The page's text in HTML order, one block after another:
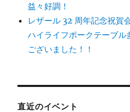
益々好調！
レザール 32 周年記念祝賀
ハイライフポークテーブル
ございました！！
直近のイベント